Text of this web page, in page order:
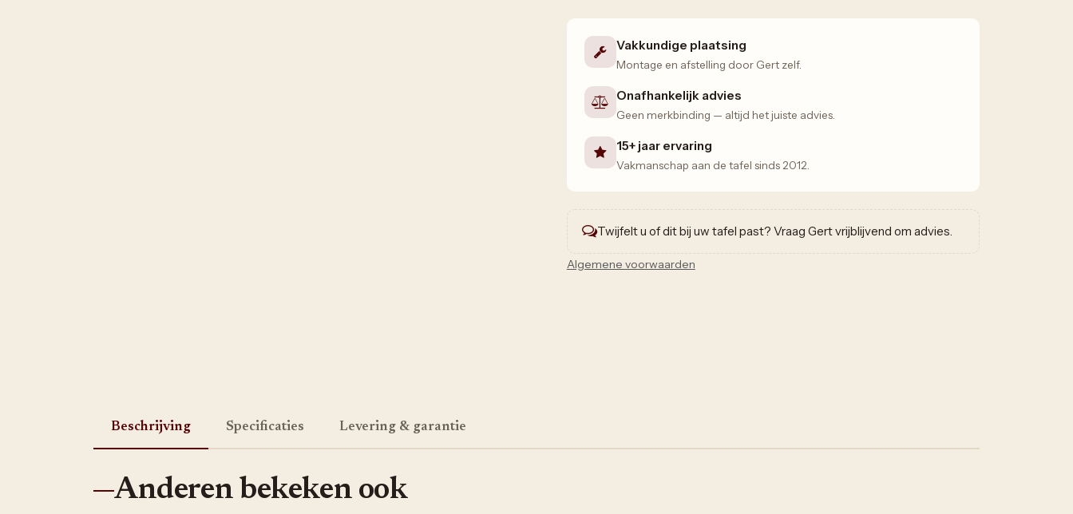
Vakkundige plaatsing
Montage en afstelling door Gert zelf.
Onafhankelijk advies
Geen merkbinding — altijd het juiste advies.
15+ jaar ervaring
Vakmanschap aan de tafel sinds 2012.
Twijfelt u of dit bij uw tafel past? Vraag Gert vrijblijvend om advies.
Algemene voorwaarden
Beschrijving Specificaties Levering & garantie
Anderen bekeken ook